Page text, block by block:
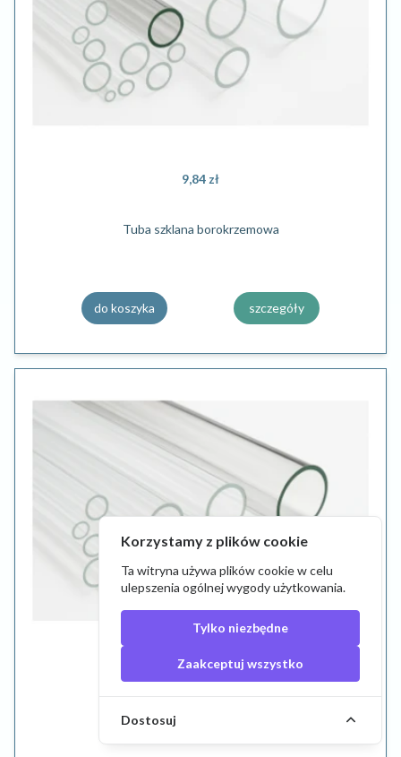
9,84 zł
Tuba szklana borokrzemowa
do koszyka szczegóły
Tuba szklana borokrzemowa
Korzystamy z plików cookie
Ta witryna używa plików cookie w celu
ulepszenia ogólnej wygody użytkowania.
Tylko niezbędne
Zaakceptuj wszystko
Dostosuj